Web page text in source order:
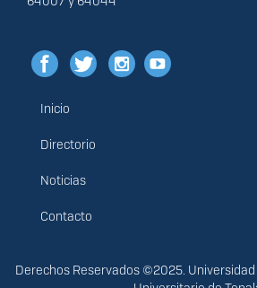
Menú
principal
Inicio
Directorio
Noticias
Contacto
Derechos
Derechos Reservados ©2025.